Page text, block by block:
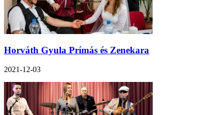
Horváth Gyula Prímás és Zenekara
2021-12-03